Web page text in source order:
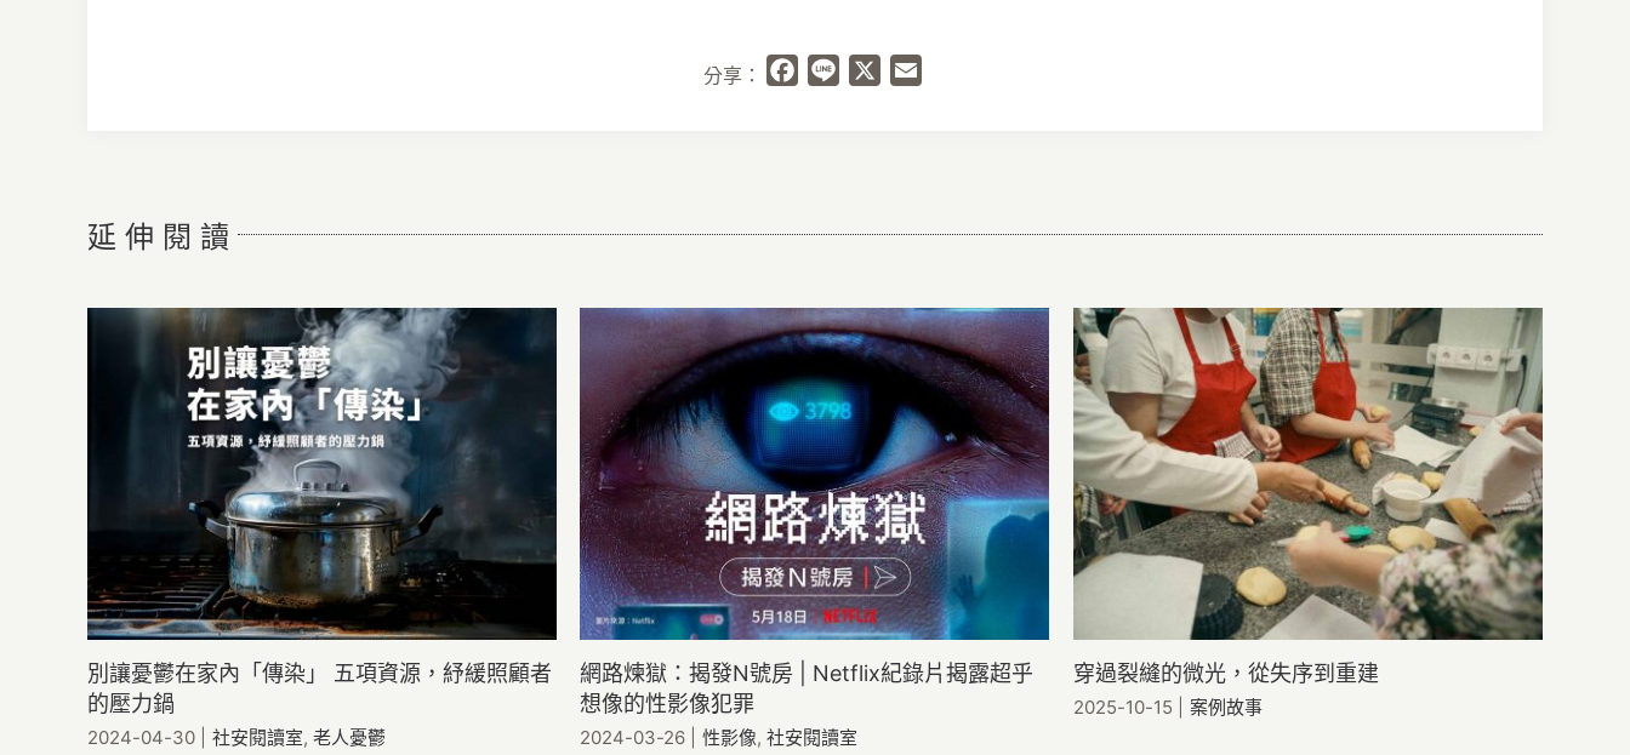
分享： Facebook
Line
延 伸 閱 讀
別讓憂鬱在家內「傳染」 五項資源，紓緩照顧者
的壓力鍋
2024-04-30 社安閱讀室,老人憂鬱
網路煉獄：揭發N號房 | Netflix紀錄片揭露超乎
想像的性影像犯罪
2024-03-26 性影像,社安閱讀室
穿過裂縫的微光，從失序到重建
2025-10-15 案例故事